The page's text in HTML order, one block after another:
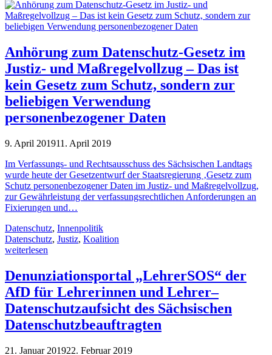
Anhörung zum Datenschutz-Gesetz im
Justiz- und Maßregelvollzug – Das ist
kein Gesetz zum Schutz, sondern zur
beliebigen Verwendung
personenbezogener Daten
9. April 201911. April 2019
Im Verfassungs- und Rechtsausschuss des Sächsischen Landtags
wurde heute der Gesetzentwurf der Staatsregierung ‚Gesetz zum
Schutz personenbezogener Daten im Justiz- und Maßregelvollzug,
zur Gewährleistung der verfassungsrechtlichen Anforderungen an
Fixierungen und…
Datenschutz, Innenpolitik
Datenschutz, Justiz, Koalition
weiterlesen
Denunziationsportal „LehrerSOS“ der
AfD für Lehrerinnen und Lehrer–
Datenschutzaufsicht des Sächsischen
Datenschutzbeauftragten
21. Januar 201922. Februar 2019